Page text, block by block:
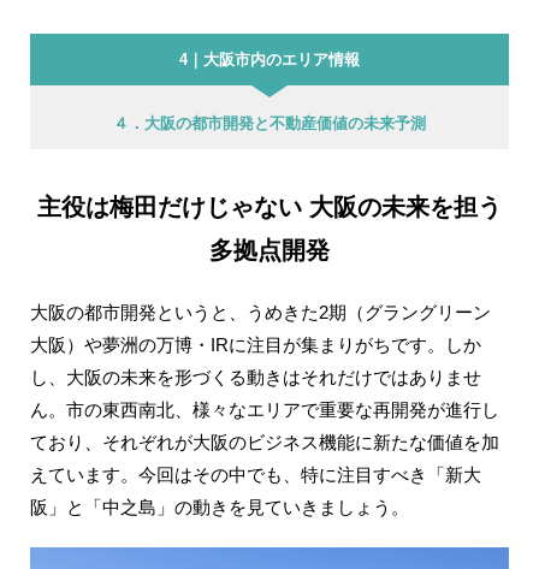
4｜大阪市内のエリア情報
４．大阪の都市開発と不動産価値の未来予測
主役は梅田だけじゃない 大阪の未来を担う
多拠点開発
大阪の都市開発というと、うめきた2期（グラングリーン
大阪）や夢洲の万博・IRに注目が集まりがちです。しか
し、大阪の未来を形づくる動きはそれだけではありませ
ん。市の東西南北、様々なエリアで重要な再開発が進行し
ており、それぞれが大阪のビジネス機能に新たな価値を加
えています。今回はその中でも、特に注目すべき「新大
阪」と「中之島」の動きを見ていきましょう。